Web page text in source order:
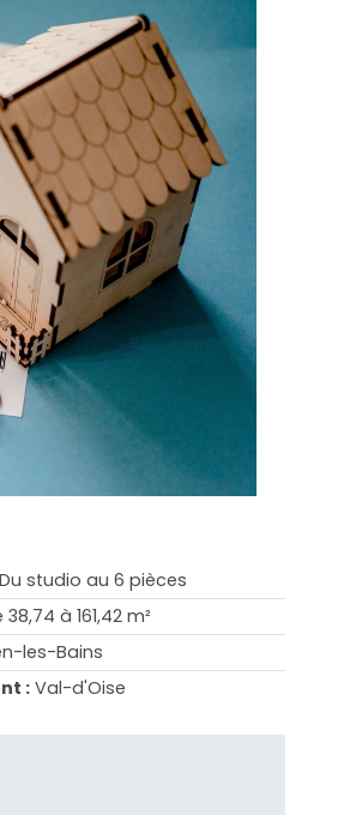
Du studio au 6 pièces
38,74 à 161,42 m²
les-Bains
: Val-d'Oise